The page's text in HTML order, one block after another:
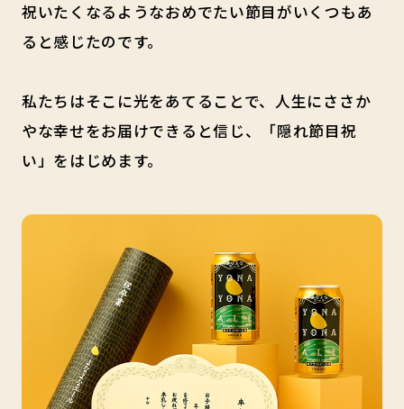
祝いたくなるようなおめでたい節目がいくつもあ
ると感じたのです。
私たちはそこに光をあてることで、人生にささか
やな幸せをお届けできると信じ、「隠れ節目祝
い」をはじめます。